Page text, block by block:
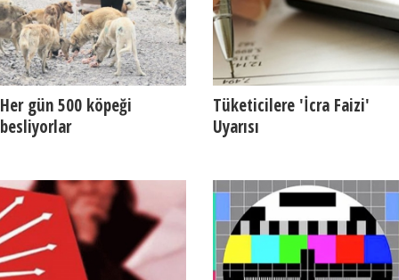
Her gün 500 köpeği
besliyorlar
Tüketicilere 'İcra Faizi'
Uyarısı